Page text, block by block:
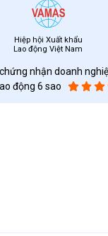
Hiệp hội Xuất khẩu
Lao động Việt Nam
nhận doanh
động 6 sao